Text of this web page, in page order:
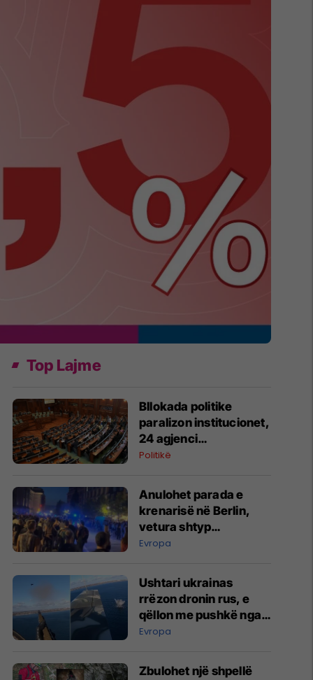
Top Lajme
Bllokada politike
paralizon institucionet,
24 agjenci
funksionojnë me
ose jo të plota
Politikë
Anulohet parada e
krenarisë në Berlin,
vetura shtyp
pjesëmarrësit –
lënduar
Evropa
Ushtari ukrainas
rrëzon dronin rus, e
qëllon me pushkë nga
kabina e aeroplanit
Evropa
Zbulohet një shpellë